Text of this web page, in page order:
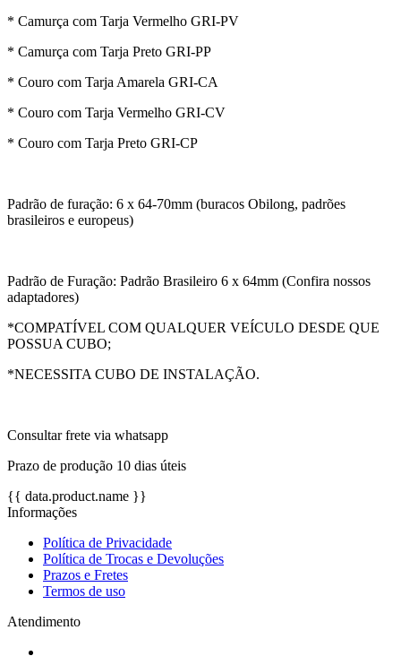
* Camurça com Tarja Vermelho GRI-PV
* Camurça com Tarja Preto GRI-PP
* Couro com Tarja Amarela GRI-CA
* Couro com Tarja Vermelho GRI-CV
* Couro com Tarja Preto GRI-CP
Padrão de furação: 6 x 64-70mm (buracos Obilong, padrões
brasileiros e europeus)
Padrão de Furação: Padrão Brasileiro 6 x 64mm (Confira nossos
adaptadores)
*COMPATÍVEL COM QUALQUER VEÍCULO DESDE QUE
POSSUA CUBO;
*NECESSITA CUBO DE INSTALAÇÃO.
Consultar frete via whatsapp
Prazo de produção 10 dias úteis
{{ data.product.name }}
Informações
Política de Privacidade
Política de Trocas e Devoluções
Prazos e Fretes
Termos de uso
Atendimento